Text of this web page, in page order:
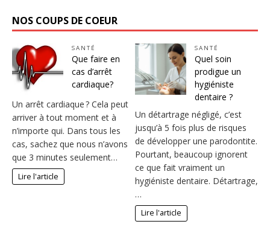
NOS COUPS DE COEUR
SANTÉ
Que faire en
cas d’arrêt
cardiaque?
Un arrêt cardiaque ? Cela peut
arriver à tout moment et à
n’importe qui. Dans tous les
cas, sachez que nous n’avons
que 3 minutes seulement…
Lire l'article
SANTÉ
Quel soin
prodigue un
hygiéniste
dentaire ?
Un détartrage négligé, c’est
jusqu’à 5 fois plus de risques
de développer une parodontite.
Pourtant, beaucoup ignorent
ce que fait vraiment un
hygiéniste dentaire. Détartrage,
…
Lire l'article